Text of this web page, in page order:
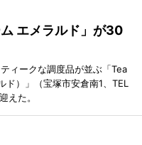
エメラルド」が30
ィークな調度品が並ぶ「Tea
）」（宝塚市安倉南1、TEL
えた。